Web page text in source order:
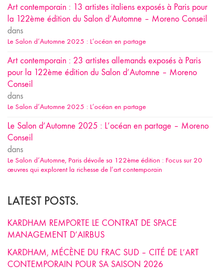
Art contemporain : 13 artistes italiens exposés à Paris pour
la 122ème édition du Salon d’Automne – Moreno Conseil
dans
Le Salon d’Automne 2025 : L’océan en partage
Art contemporain : 23 artistes allemands exposés à Paris
pour la 122ème édition du Salon d’Automne – Moreno
Conseil
dans
Le Salon d’Automne 2025 : L’océan en partage
Le Salon d’Automne 2025 : L’océan en partage – Moreno
Conseil
dans
Le Salon d’Automne, Paris dévoile sa 122ème édition : Focus sur 20
œuvres qui explorent la richesse de l’art contemporain
LATEST POSTS.
KARDHAM REMPORTE LE CONTRAT DE SPACE
MANAGEMENT D’AIRBUS
KARDHAM, MÉCÈNE DU FRAC SUD – CITÉ DE L’ART
CONTEMPORAIN POUR SA SAISON 2026